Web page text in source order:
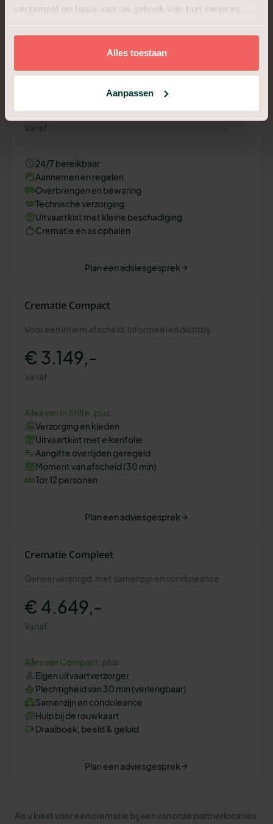
verzameld op basis van uw gebruik van hun services.
Alles toestaan
Aanpassen
Vergelijk hieronder de drie pakketten.
€ 1.299,-
Vanaf
24/7 bereikbaar
Aannemen en regelen
Overbrengen en bewaring
Technische verzorging
Uitvaartkist met kleine beschadiging
Crematie en as ophalen
Plan een adviesgesprek
Crematie Compact
Voor een intiem afscheid, informeel en dichtbij.
€ 3.149,-
Vanaf
Alles van In Stilte, plus:
Verzorging en kleden
Uitvaartkist met eikenfolie
Aangifte overlijden geregeld
Moment van afscheid (30 min)
Tot 12 personen
Plan een adviesgesprek
Crematie Compleet
Geheel verzorgd, met samenzijn en condoleance.
€ 4.649,-
Vanaf
Alles van Compact, plus:
Eigen uitvaartverzorger
Plechtigheid van 30 min (verlengbaar)
Samenzijn en condoleance
Hulp bij de rouwkaart
Draaiboek, beeld & geluid
Plan een adviesgesprek
Als u kiest voor een crematie bij een van onze partnerlocaties,